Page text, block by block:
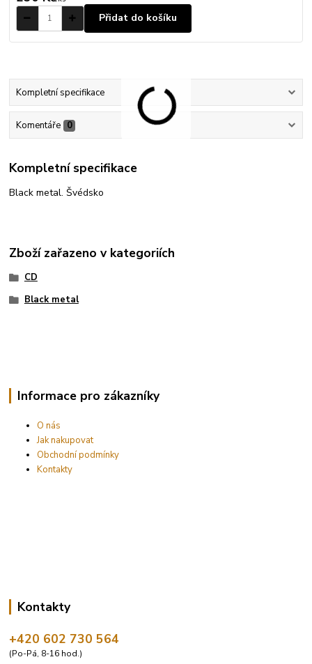
Přidat do košíku
Kompletní specifikace
Komentáře 0
Kompletní specifikace
Black metal. Švédsko
Zboží zařazeno v kategoriích
CD
Black metal
Informace pro zákazníky
O nás
Jak nakupovat
Obchodní podmínky
Kontakty
Kontakty
+420 602 730 564
(Po-Pá, 8-16 hod.)